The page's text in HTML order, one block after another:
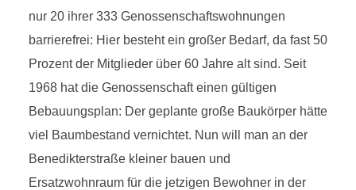
nur 20 ihrer 333 Genossenschaftswohnungen
barrierefrei: Hier besteht ein großer Bedarf, da fast 50
Prozent der Mitglieder über 60 Jahre alt sind. Seit
1968 hat die Genossenschaft einen gültigen
Bebauungsplan: Der geplante große Baukörper hätte
viel Baumbestand vernichtet. Nun will man an der
Benedikterstraße kleiner bauen und
Ersatzwohnraum für die jetzigen Bewohner in der